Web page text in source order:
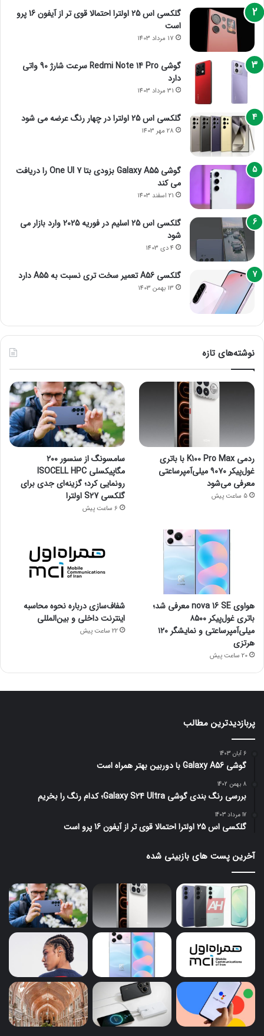
گلکسی اس 25 اولترا احتمالا قوی تر از آیفون 16 پرو
است
17 مرداد 1403
گوشی Redmi Note 14 Pro سرعت شارژ 90 واتی
دارد
31 مرداد 1403
گلکسی اس 25 اولترا در چهار رنگ عرضه می شود
28 مهر 1403
گوشی Galaxy A55 بزودی بتا One UI 7 را دریافت
می کند
21 اسفند 1403
گلکسی اس 25 اسلیم در فوریه 2025 وارد بازار می
شود
4 دی 1403
گلکسی A56 تعمیر سخت تری نسبت به A55 دارد
13 بهمن 1403
نوشته‌های تازه
ردمی K100 Pro Max با باتری
غول‌پیکر ۹۰۷۰ میلی‌آمپرساعتی
معرفی می‌شود
5 ساعت پیش
سامسونگ از سنسور ۲۰۰
مگاپیکسلی ISOCELL HPC
رونمایی کرد؛ گزینه‌ای جدی برای
گلکسی S27 اولترا
6 ساعت پیش
هواوی nova 16 SE معرفی شد؛
باتری غول‌پیکر ۸۵۰۰
میلی‌آمپرساعتی و نمایشگر ۱۲۰
هرتزی
20 ساعت پیش
شفاف‌سازی درباره نحوه محاسبه
اینترنت داخلی و بین‌المللی
22 ساعت پیش
پربازدیدترین مطالب
6 آبان 1403
گوشی Galaxy A56 با دوربین بهتر همراه است
8 بهمن 1402
بررسی رنگ بندی گوشی Galaxy S24 Ultra؛ کدام رنگ را بخریم
17 مرداد 1403
گلکسی اس 25 اولترا احتمالا قوی تر از آیفون 16 پرو است
آخرین پست های بازبینی شده